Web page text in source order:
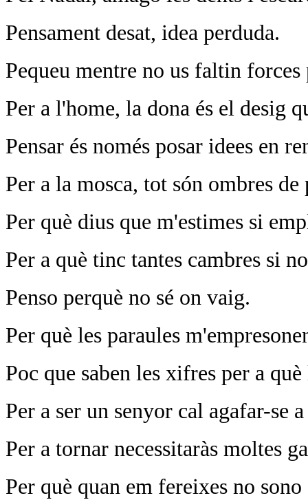
Pensament desat, idea perduda.
Pequeu mentre no us faltin
Per a l'home, la dona és el desig
Pensar és només posar idees en
Per a la mosca, tot són ombres de
Per què dius que m'estimes si
Per a què tinc tantes cambres si
Penso perquè no sé on vaig.
Per què les paraules
Poc que saben les xifres per a
Per a ser un senyor cal agafar-se
Per a tornar necessitaràs moltes
Per què quan em fereixes no